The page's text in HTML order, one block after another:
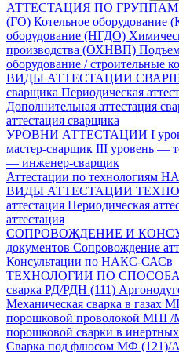
АТТЕСТАЦИЯ ПО
(ГО) Котельное оборудование
оборудование (НГДО)
производства (ОХНВП)
оборудование / строительные
ВИДЫ АТТЕСТАЦИИ
сварщика Периодическая
Дополнительная аттестация
аттестация сварщика
УРОВНИ АТТЕСТАЦИИ I
мастер-сварщик III уровень —
— инженер-сварщик
Аттестации по технологиям
ВИДЫ АТТЕСТАЦИИ
аттестация Периодическая
аттестация
СОПРОВОЖДЕНИЕ И
документов Сопровождение
Консультации по НАКС-САСв
ТЕХНОЛОГИИ ПО
сварка РД/РДН (111)
Механическая сварка в
порошковой проволокой
порошковой сварки в
Сварка под флюсом МФ